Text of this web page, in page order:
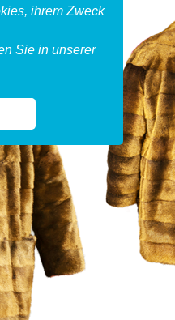
ihrem Zweck
Sie in unserer